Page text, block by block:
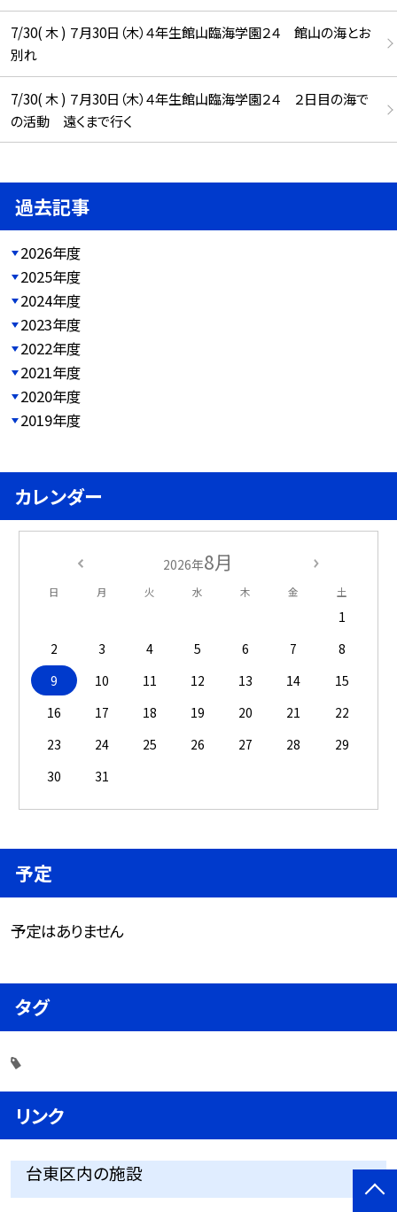
7/30( 木 ) ７月30日（木）４年生館山臨海学園２４ 館山の海とお
別れ
7/30( 木 ) ７月30日（木）４年生館山臨海学園２４ ２日目の海で
の活動 遠くまで行く
過去記事
2026年度
2025年度
2024年度
2023年度
2022年度
2021年度
2020年度
2019年度
カレンダー
2026年8月
日 月 火 水 木 金 土
1
2
3 4 5 6 7
8
9
10 11 12 13 14
15
16
17 18 19 20 21
22
23
24 25 26 27 28
29
30
31
予定
予定はありません
タグ
リンク
台東区内の施設